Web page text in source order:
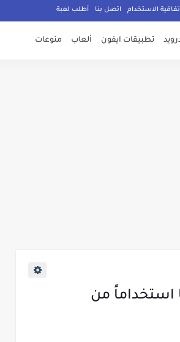
الاستخدام اتصل بنا أطلب لعبة
تطبيقات ايفون ألعاب منوعات
استخداماً من